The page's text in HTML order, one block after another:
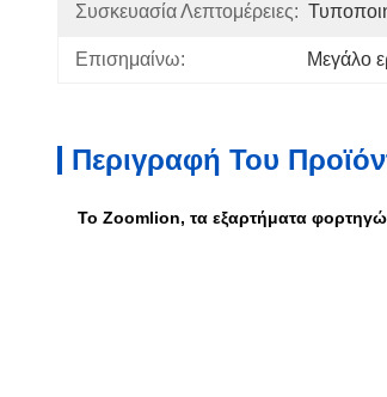
Συσκευασία Λεπτομέρειες:
Επισημαίνω: Μεγάλο
Περιγραφή Του
Το Zoomlion, τα εξαρτήματα